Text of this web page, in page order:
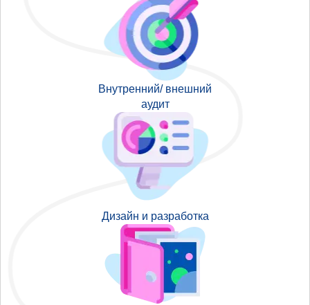
Внутренний/ внешний
аудит
Дизайн и разработка